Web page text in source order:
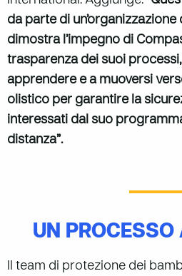
da parte di
dimostra l’impegno di
trasparenza dei suoi
apprendere e a muoversi
olistico per garantire la
interessati dal suo
distanza”.
UN PROCESSO
Il team di protezione dei